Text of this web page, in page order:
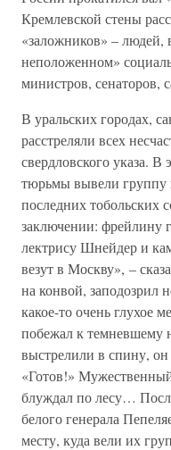
Кремлевской стены
«заложников» –
неположенном»
министров, сенаторов,
В уральских городах,
расстреляли всех
свердловского указа. В
тюрьмы вывели группу
последних тобольских
заключении: фрейлину
лектрису Шнейдер и
везут в Москву», –
на конвой, заподозрил
какое-то очень глухое
побежал к темневшему
выстрелили в спину,
«Готов!»
блуждал по лесу…
белого генерала
месту, куда вели их